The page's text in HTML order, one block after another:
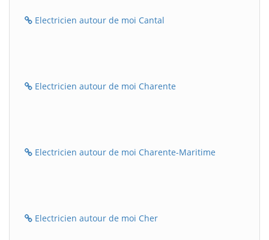
Electricien autour de moi Cantal
Electricien autour de moi Charente
Electricien autour de moi Charente-Maritime
Electricien autour de moi Cher